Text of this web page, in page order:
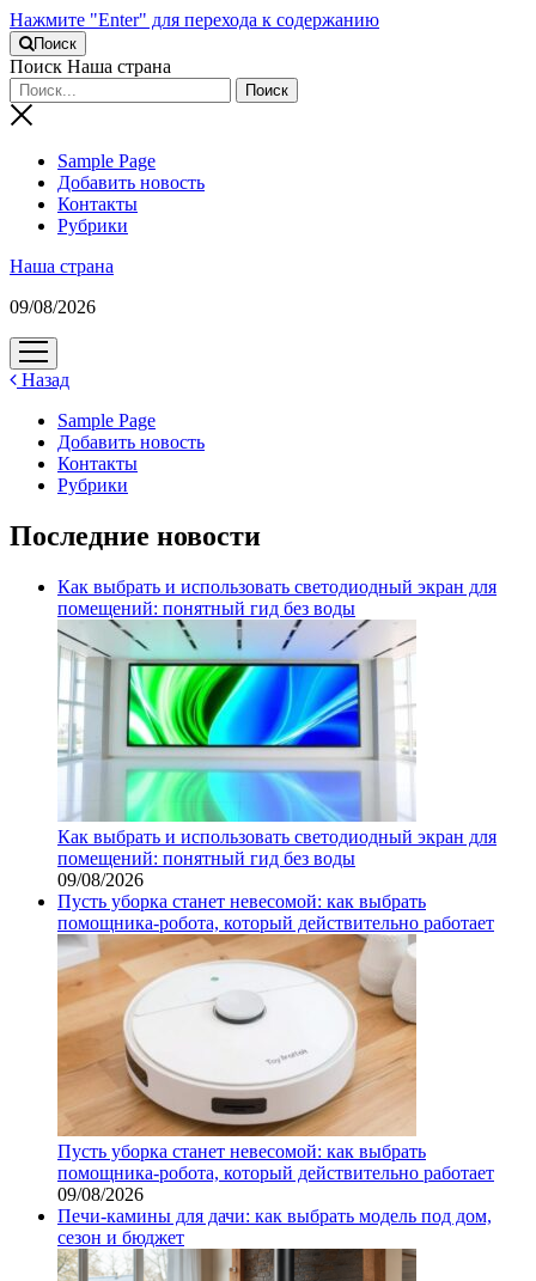
Нажмите "Enter" для перехода к содержанию
Поиск
Поиск Наша страна
Sample Page
Добавить новость
Контакты
Рубрики
Наша страна
09/08/2026
открыть
меню
Назад
Sample Page
Добавить новость
Контакты
Рубрики
Последние новости
Как выбрать и использовать светодиодный экран для
помещений: понятный гид без воды
Как выбрать и использовать светодиодный экран для
помещений: понятный гид без воды
09/08/2026
Пусть уборка станет невесомой: как выбрать
помощника‑робота, который действительно работает
Пусть уборка станет невесомой: как выбрать
помощника‑робота, который действительно работает
09/08/2026
Печи-камины для дачи: как выбрать модель под дом,
сезон и бюджет